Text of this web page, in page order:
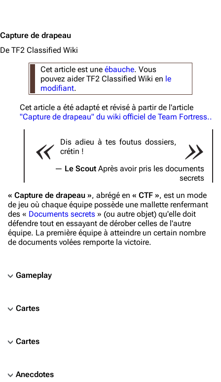
Capture de drapeau
De TF2 Classified Wiki
Cet article est une ébauche. Vous
pouvez aider TF2 Classified Wiki en le
modifiant.
Cet article a été adapté et révisé à partir de l'article
"Capture de drapeau" du wiki officiel de Team Fortress..
Dis adieu à tes foutus dossiers,
crétin !
Le Scout Après avoir pris les documents
secrets
« Capture de drapeau », abrégé en « CTF », est un mode
de jeu où chaque équipe possède une mallette renfermant
des « Documents secrets » (ou autre objet) qu'elle doit
défendre tout en essayant de dérober celles de l'autre
équipe. La première équipe à atteindre un certain nombre
de documents volées remporte la victoire.
Gameplay
Cartes
Cartes
Anecdotes